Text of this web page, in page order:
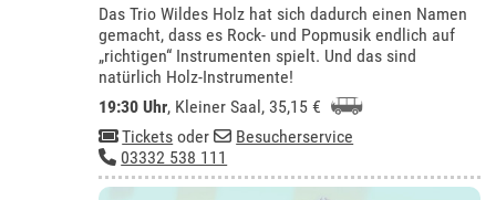
Das Trio Wildes Holz hat sich dadurch einen Namen
gemacht, dass es Rock- und Popmusik endlich auf
„richtigen“ Instrumenten spielt. Und das sind
natürlich Holz-Instrumente!
19:30 Uhr, Kleiner Saal , 35,15 €
Tickets oder
Besucherservice
03332 538 111